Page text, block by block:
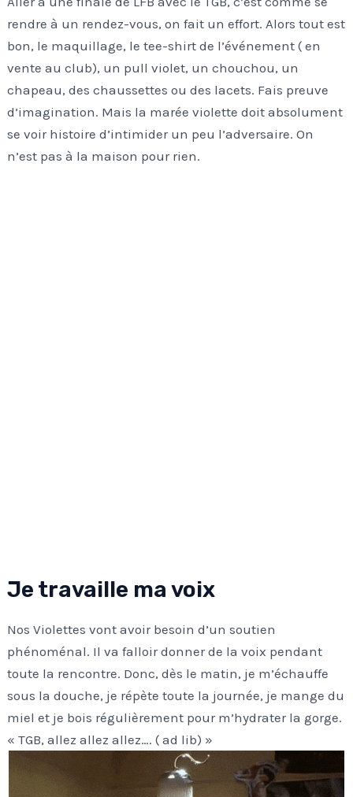
rendre à un rendez-vous, on fait un effort. Alors tout est
bon, le maquillage, le tee-shirt de l’événement ( en
vente au club), un pull violet, un chouchou, un
chapeau, des chaussettes ou des lacets. Fais preuve
d’imagination. Mais la marée violette doit absolument
se voir histoire d’intimider un peu l’adversaire. On
n’est pas à la maison pour rien.
Je travaille ma voix
Nos Violettes vont avoir besoin d’un soutien
phénoménal. Il va falloir donner de la voix pendant
toute la rencontre. Donc, dès le matin, je m’échauffe
sous la douche, je répète toute la journée, je mange du
miel et je bois régulièrement pour m’hydrater la gorge.
« TGB, allez allez allez…. ( ad lib) »